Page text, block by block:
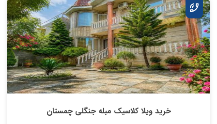
خرید ویلا کلاسیک مبله جنگلی چمستان